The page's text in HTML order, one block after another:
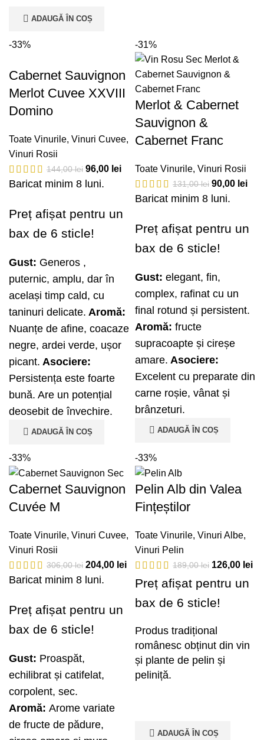
ADAUGĂ ÎN COȘ
-33%
Cabernet Sauvignon
Merlot Cuvee XXVIII
Domino
Toate Vinurile, Vinuri Cuvee,
Vinuri Rosii
144,00lei 96,00 lei
Baricat minim 8 luni.
Preț afișat pentru un
bax de 6 sticle!
Gust: Generos ,
puternic, amplu, dar în
același timp cald, cu
taninuri delicate. Aromă:
Nuanțe de afine, coacaze
negre, ardei verde, ușor
picant. Asociere:
Persistența este foarte
bună. Are un potențial
deosebit de învechire.
ADAUGĂ ÎN COȘ
-31%
Merlot & Cabernet
Sauvignon &
Cabernet Franc
Toate Vinurile, Vinuri Rosii
131,00lei 90,00 lei
Baricat minim 8 luni.
Preț afișat pentru un
bax de 6 sticle!
Gust: elegant, fin,
complex, rafinat cu un
final rotund și persistent.
Aromă: fructe
supracoapte și cireșe
amare. Asociere:
Excelent cu preparate din
carne roșie, vânat și
brânzeturi.
ADAUGĂ ÎN COȘ
-33%
Cabernet Sauvignon
Cuvée M
Toate Vinurile, Vinuri Cuvee,
Vinuri Rosii
306,00lei 204,00 lei
Baricat minim 8 luni.
Preț afișat pentru un
bax de 6 sticle!
Gust: Proaspăt,
echilibrat și catifelat,
corpolent, sec.
Aromă: Arome variate
de fructe de pădure,
-33%
Pelin Alb din Valea
Fințeștilor
Toate Vinurile, Vinuri Albe,
Vinuri Pelin
189,00lei 126,00 lei
Preț afișat pentru un
bax de 6 sticle!
Produs tradițional
românesc obținut din vin
și plante de pelin și
peliniță.
ADAUGĂ ÎN COȘ